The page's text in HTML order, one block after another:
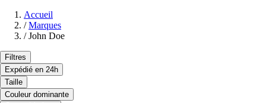
Accueil
/ Marques
/ John Doe
Filtres
Expédié en 24h
Taille
Couleur dominante